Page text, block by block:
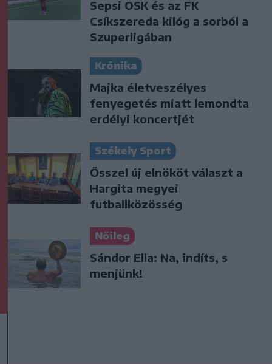
Sepsi OSK és az FK
Csíkszereda kilóg a sorból a
Szuperligában
Krónika
Majka életveszélyes
fenyegetés miatt lemondta
erdélyi koncertjét
Székely Sport
Ősszel új elnököt választ a
Hargita megyei
futballközösség
Nőileg
Sándor Ella: Na, indíts, s
menjünk!